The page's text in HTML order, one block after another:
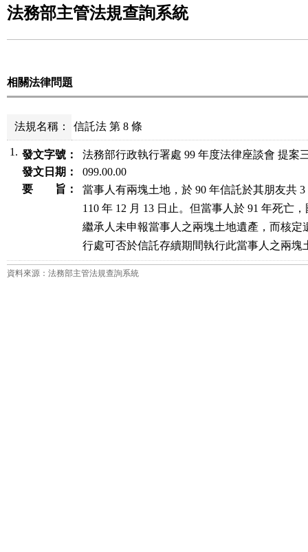
法務部主管法規查詢系統
相關法律問題
法規名稱： 信託法 第 8 條
1. 發文字號：
法務部行政執行署處 99 年度法律座談會 提案
發文日期：
099.00.00
要 旨：
當事人有兩塊土地，於 90 年信託於其朋友共
110 年 12 月 13 日止。但當事人於 91 年死亡
繼承人未申報當事人之兩塊土地遺產，而核定
行處可否於信託存續期間執行此當事人之兩塊
資料來源：法務部主管法規查詢系統